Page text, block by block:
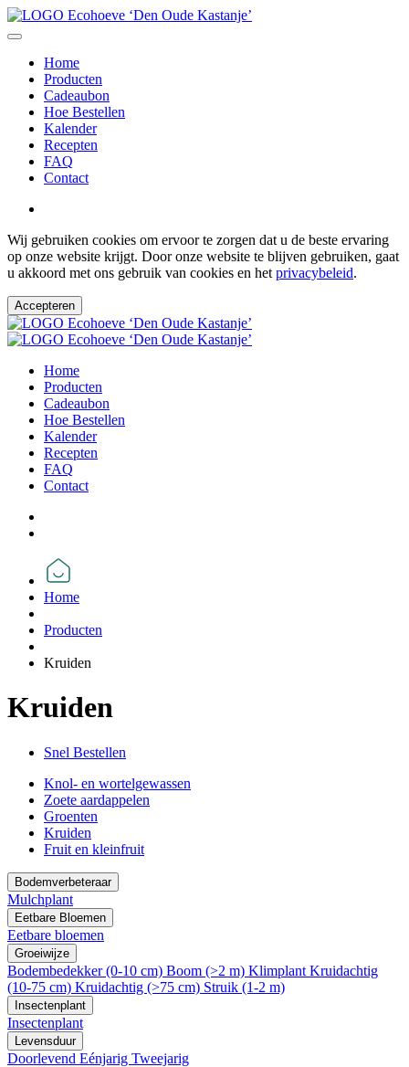
Home
Producten
Cadeaubon
Hoe Bestellen
Kalender
Recepten
FAQ
Contact
Wij gebruiken cookies om ervoor te zorgen dat u de beste ervaring
op onze website krijgt. Door onze website te blijven gebruiken, gaat
u akkoord met ons gebruik van cookies en het privacybeleid.
Accepteren
Home
Producten
Cadeaubon
Hoe Bestellen
Kalender
Recepten
FAQ
Contact
Home
Producten
Kruiden
Kruiden
Snel Bestellen
Knol- en wortelgewassen
Zoete aardappelen
Groenten
Kruiden
Fruit en kleinfruit
Bodemverbeteraar
Mulchplant
Eetbare Bloemen
Eetbare bloemen
Groeiwijze
Bodembedekker (0-10 cm) Boom (>2 m) Klimplant Kruidachtig
(10-75 cm) Kruidachtig (>75 cm) Struik (1-2 m)
Insectenplant
Insectenplant
Levensduur
Doorlevend Eénjarig Tweejarig